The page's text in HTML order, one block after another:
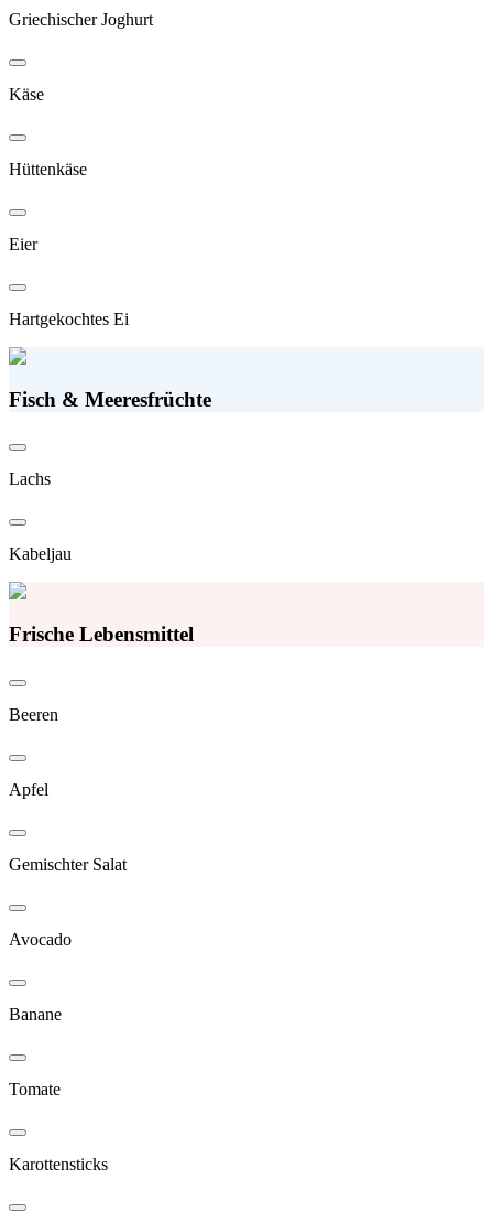
Griechischer Joghurt
Käse
Hüttenkäse
Eier
Hartgekochtes Ei
Fisch & Meeresfrüchte
Lachs
Kabeljau
Frische Lebensmittel
Beeren
Apfel
Gemischter Salat
Avocado
Banane
Tomate
Karottensticks